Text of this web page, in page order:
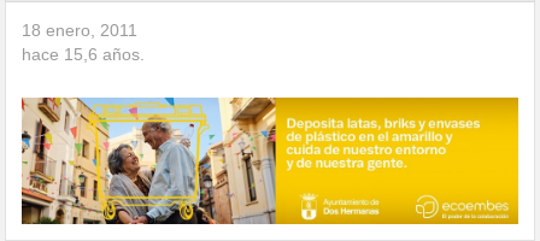
18 enero, 2011
hace 15,6 años.